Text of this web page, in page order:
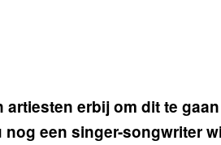
artiesten erbij om dit te
nog een singer-songwriter